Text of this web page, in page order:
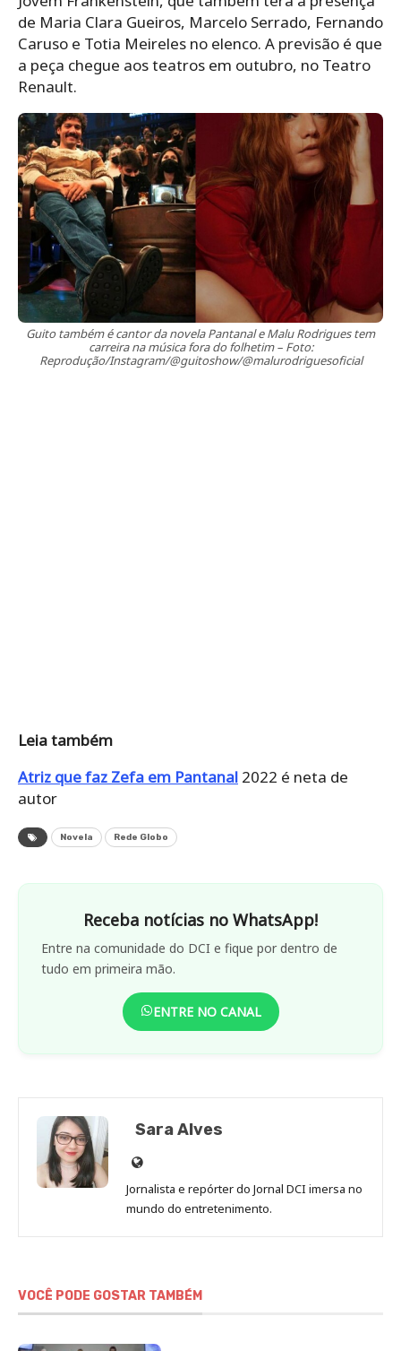
de Maria Clara Gueiros, Marcelo Serrado, Fernando
Caruso e Totia Meireles no elenco. A previsão é que
a peça chegue aos teatros em outubro, no Teatro
Renault.
Guito também é cantor da novela Pantanal e Malu Rodrigues tem
carreira na música fora do folhetim – Foto:
Reprodução/Instagram/@guitoshow/@malurodriguesoficial
Leia também
Atriz que faz Zefa em Pantanal 2022 é neta de
autor
Novela Rede Globo
Receba notícias no WhatsApp!
Entre na comunidade do DCI e fique por dentro de
tudo em primeira mão.
ENTRE NO CANAL
Sara Alves
Site
de
Sara
Jornalista e repórter do Jornal DCI imersa no
mundo do entretenimento.
VOCÊ PODE GOSTAR TAMBÉM